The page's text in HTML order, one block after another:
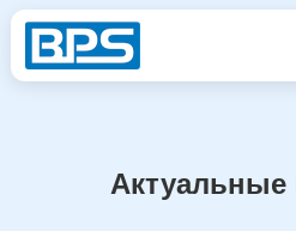
Актуальные